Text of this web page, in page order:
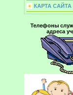
КАРТА САЙТА
Телефоны
адреса